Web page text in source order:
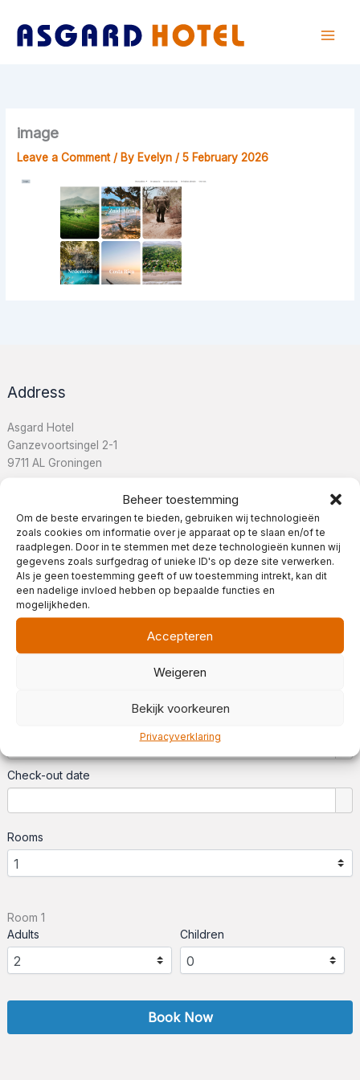
Beheer toestemming
Om de beste ervaringen te bieden, gebruiken wij technologieën
zoals cookies om informatie over je apparaat op te slaan en/of te
raadplegen. Door in te stemmen met deze technologieën kunnen wij
gegevens zoals surfgedrag of unieke ID's op deze site verwerken.
Als je geen toestemming geeft of uw toestemming intrekt, kan dit
een nadelige invloed hebben op bepaalde functies en
mogelijkheden.
Accepteren
Weigeren
Bekijk voorkeuren
Privacyverklaring
content
image
Leave a Comment / By Evelyn /5 February 2026
Address
Asgard Hotel
Ganzevoortsingel 2-1
9711 AL Groningen
Contact Details
+31 (0)50 3684810
info@asgardhotel.nl
Contact Us
Feel free to call us:Weekdays from 6:30 AM, weekends from 7:30
Mon–Sat until 10 PM, Sun until 5 PM.
Check-out date
Rooms
Room 1
Adults Children
Book Now